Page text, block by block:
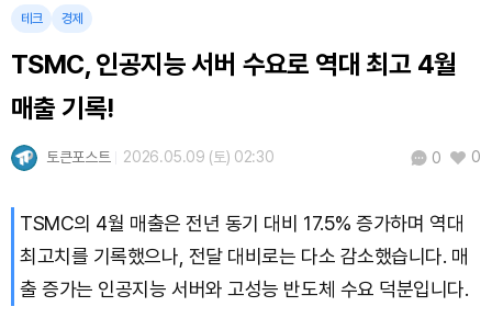
XRP (XRP)
Solana (SOL) ₩ 105,284 (+0.97%)
TRON (TRX)
Dogecoin (DOGE) ₩99.72(+1.58%)
Bitcoin (BTC) ₩ 92,970,798(+1.38%)
테크 경제
TSMC, 인공지능 서버 수요로 역대 최고 4월
매출 기록!
토큰포스트 2026.05.09 (토) 02:30 0 0
TSMC의 4월 매출은 전년 동기 대비 17.5% 증가하며 역대
최고치를 기록했으나, 전달 대비로는 다소 감소했습니다. 매
출 증가는 인공지능 서버와 고성능 반도체 수요 덕분입니다.